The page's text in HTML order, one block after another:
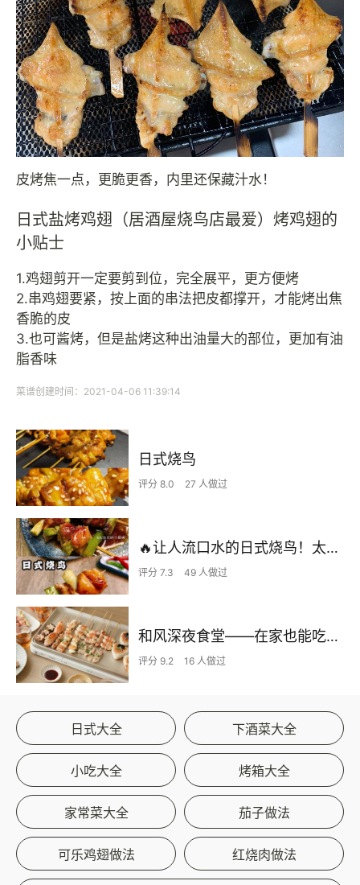
皮烤焦一点，更脆更香，内里还保藏汁水！
日式盐烤鸡翅（居酒屋烧鸟店最爱）烤鸡翅的
小贴士
1.鸡翅剪开一定要剪到位，完全展平，更方便烤
2.串鸡翅要紧，按上面的串法把皮都撑开，才能烤出焦
香脆的皮
3.也可酱烤，但是盐烤这种出油量大的部位，更加有油
脂香味
菜谱创建时间：2021-04-06 11:39:14
日式烧鸟
评分 8.0 27 人做过
🔥让人流口水的日式烧鸟！太好吃了‼️
评分 7.3 49 人做过
和风深夜食堂——在家也能吃到居酒屋的烧鸟
评分 9.2 16 人做过
日式大全 下酒菜大全
小吃大全 烤箱大全
家常菜大全 茄子做法
可乐鸡翅做法 红烧肉做法